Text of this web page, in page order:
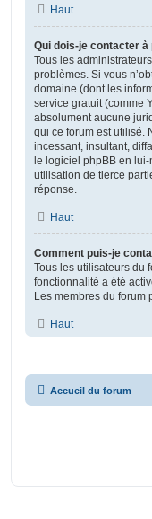
Haut
Qui dois-je contacter à
Tous les
problèmes. Si vous
domaine (dont les
service gratuit (comme
absolument aucune
qui ce forum est utilisé.
incessant, insultant,
le logiciel phpBB en
utilisation de tierce
réponse.
Haut
Comment puis-je
Tous les utilisateurs du
fonctionnalité a été
Les membres du forum
Haut
Accueil du forum